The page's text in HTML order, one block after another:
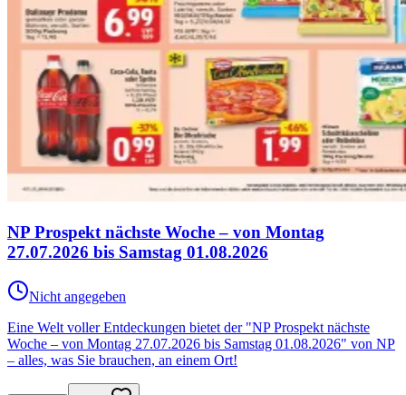
NP Prospekt nächste Woche – von Montag
27.07.2026 bis Samstag 01.08.2026
Nicht angegeben
Eine Welt voller Entdeckungen bietet der "NP Prospekt nächste
Woche – von Montag 27.07.2026 bis Samstag 01.08.2026" von NP
– alles, was Sie brauchen, an einem Ort!